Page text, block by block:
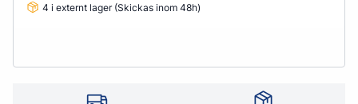
4 i externt lager (Skickas inom 48h)